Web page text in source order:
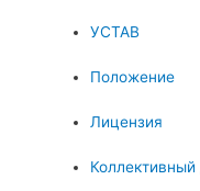
УСТАВ
Положение
Лицензия
Коллективный